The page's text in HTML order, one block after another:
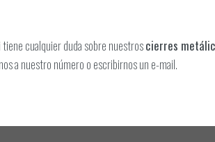
cualquier duda sobre nuestroscierres
a nuestro número o escribirnos un e-mail.